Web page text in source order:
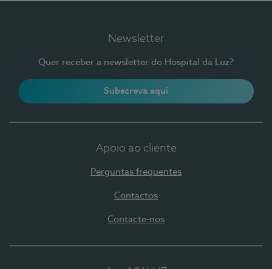
Newsletter
Quer receber a newsletter do Hospital da Luz?
Subscreva aqui
Apoio ao cliente
Perguntas frequentes
Contactos
Contacte-nos